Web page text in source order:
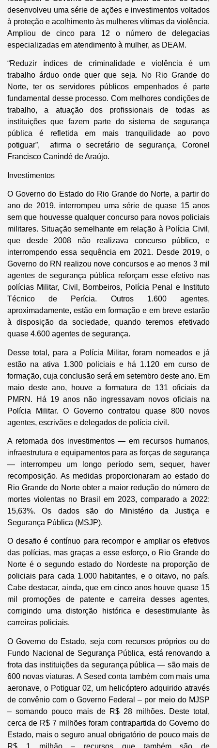
desenvolveu uma série de ações e investimentos voltados
à proteção e acolhimento às mulheres vítimas da violência.
Ampliou de cinco para 12 o número de delegacias
especializadas em atendimento à mulher, as DEAM.
“Reduzir índices de criminalidade e violência é um
trabalho árduo onde quer que seja. No Rio Grande do
Norte, ter os servidores públicos empenhados é parte
fundamental desse processo. Com melhores condições de
trabalho, a atuação dos profissionais de todas as
instituições que fazem parte do sistema de segurança
pública é refletida em mais tranquilidade ao povo
potiguar”, afirma o secretário de segurança, Coronel
Francisco Canindé de Araújo.
Investimentos
O Governo do Estado do Rio Grande do Norte, a partir do
ano de 2019, interrompeu uma série de quase 15 anos
sem que houvesse qualquer concurso para novos policiais
militares. Situação semelhante em relação à Polícia Civil,
que desde 2008 não realizava concurso público, e
interrompendo essa sequência em 2021. Desde 2019, o
Governo do RN realizou nove concursos e ao menos 3 mil
agentes de segurança pública reforçam esse efetivo nas
polícias Militar, Civil, Bombeiros, Polícia Penal e Instituto
Técnico de Perícia. Outros 1.600 agentes,
aproximadamente, estão em formação e em breve estarão
à disposição da sociedade, quando teremos efetivado
quase 4.600 agentes de segurança.
Desse total, para a Polícia Militar, foram nomeados e já
estão na ativa 1.300 policiais e há 1.120 em curso de
formação, cuja conclusão será em setembro deste ano. Em
maio deste ano, houve a formatura de 131 oficiais da
PMRN. Há 19 anos não ingressavam novos oficiais na
Polícia Militar. O Governo contratou quase 800 novos
agentes, escrivães e delegados de polícia civil.
A retomada dos investimentos — em recursos humanos,
infraestrutura e equipamentos para as forças de segurança
— interrompeu um longo período sem, sequer, haver
recomposição. As medidas proporcionaram ao estado do
Rio Grande do Norte obter a maior redução do número de
mortes violentas no Brasil em 2023, comparado a 2022:
15,63%. Os dados são do Ministério da Justiça e
Segurança Pública (MSJP).
O desafio é contínuo para recompor e ampliar os efetivos
das polícias, mas graças a esse esforço, o Rio Grande do
Norte é o segundo estado do Nordeste na proporção de
policiais para cada 1.000 habitantes, e o oitavo, no país.
Cabe destacar, ainda, que em cinco anos houve quase 15
mil promoções de patente e carreira desses agentes,
corrigindo uma distorção histórica e desestimulante às
carreiras policiais.
O Governo do Estado, seja com recursos próprios ou do
Fundo Nacional de Segurança Pública, está renovando a
frota das instituições da segurança pública — são mais de
600 novas viaturas. A Sesed conta também com mais uma
aeronave, o Potiguar 02, um helicóptero adquirido através
de convênio com o Governo Federal – por meio do MJSP
– somando pouco mais de R$ 28 milhões. Deste total,
cerca de R$ 7 milhões foram contrapartida do Governo do
Estado, mais o seguro anual obrigatório de pouco mais de
R$ 1 milhão – recursos que também são de